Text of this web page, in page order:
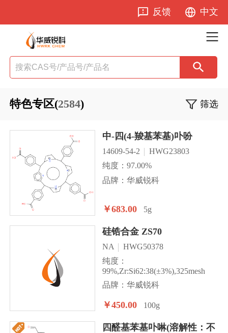
反馈 中文
特色专区(2584) 筛选
中-四(4-羧基苯基)卟吩
14609-54-2
HWG23803
纯度：97.00%
品牌：华威锐科
￥683.00 5g
硅锆合金 ZS70
NA
HWG50378
纯度：
99%,Zr:Si62:38(±3%),325mesh
品牌：华威锐科
￥450.00 100g
四醛基苯基卟啉(溶解性：不